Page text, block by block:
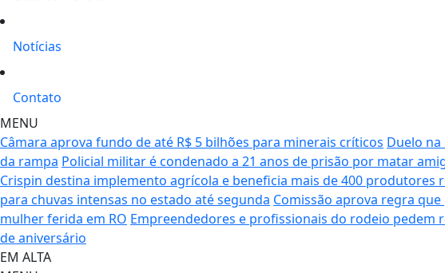
Notícias
Contato
MENU
Câmara aprova fundo de até R$ 5 bilhões para minerais críticos Duelo
da rampa Policial militar é condenado a 21 anos de prisão por matar
Crispin destina implemento agrícola e beneficia mais de 400 produtores
para chuvas intensas no estado até segunda Comissão aprova regra
mulher ferida em RO Empreendedores e profissionais do rodeio pedem
de aniversário
EM ALTA